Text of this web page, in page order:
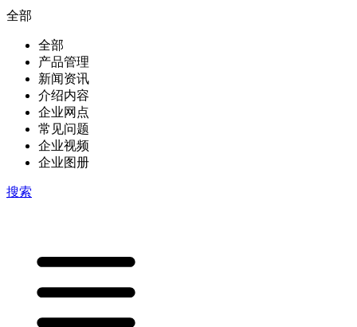
全部
全部
产品管理
新闻资讯
介绍内容
企业网点
常见问题
企业视频
企业图册
搜索